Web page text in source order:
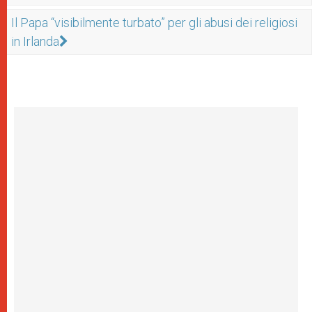
Il Papa “visibilmente turbato” per gli abusi dei religiosi
in Irlanda